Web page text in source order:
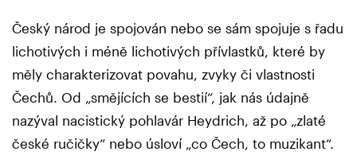
Český národ je spojován nebo se sám spojuje s řadu
lichotivých i méně lichotivých přívlastků, které by
měly charakterizovat povahu, zvyky či vlastnosti
Čechů. Od „smějících se bestií“, jak nás údajně
nazýval nacistický pohlavár Heydrich, až po „zlaté
české ručičky“ nebo úsloví „co Čech, to muzikant“.